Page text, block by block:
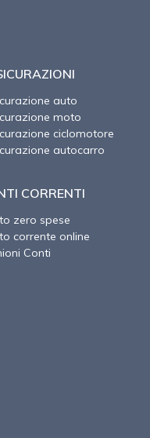
auto
moto
ciclomotore
autocarro
CORRENTI
zero spese
corrente online
Conti